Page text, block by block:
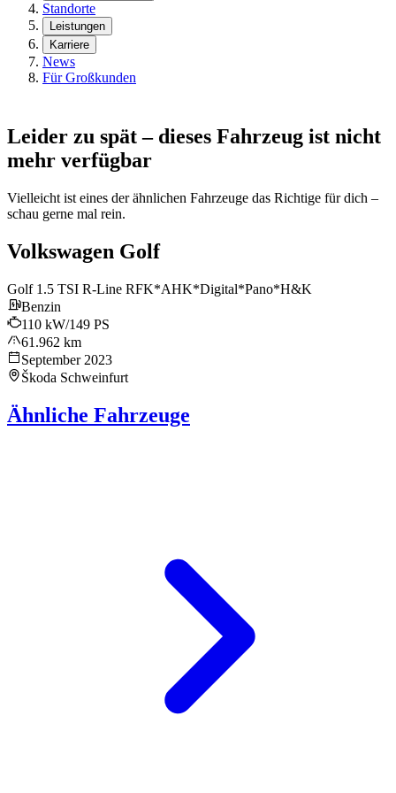
Standorte
Leistungen
Karriere
News
Für Großkunden
Leider zu spät – dieses Fahrzeug ist nicht
mehr verfügbar
Vielleicht ist eines der ähnlichen Fahrzeuge das Richtige für dich –
schau gerne mal rein.
Volkswagen Golf
Golf 1.5 TSI R-Line RFK*AHK*Digital*Pano*H&K
Benzin
110 kW/149 PS
61.962 km
September 2023
Škoda Schweinfurt
Ähnliche Fahrzeuge